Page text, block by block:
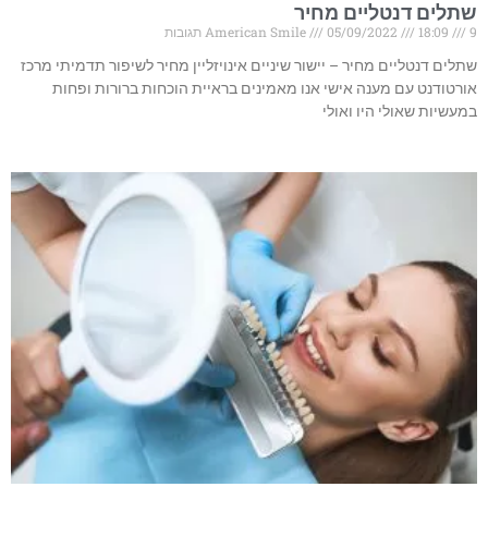
שתלים דנטליים מחיר
American Smile 05/09/2022 18:09
9 תגובות
שתלים דנטליים מחיר – יישור שיניים אינויזליין מחיר לשיפור תדמיתי מרכז
אורטודנט עם מענה אישי אנו מאמינים בראיית הוכחות ברורות ופחות
במעשיות שאולי היו ואולי